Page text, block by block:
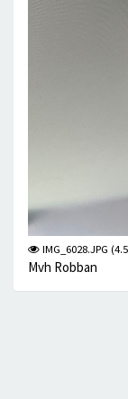
IMG_6028.JPG
Mvh Robban